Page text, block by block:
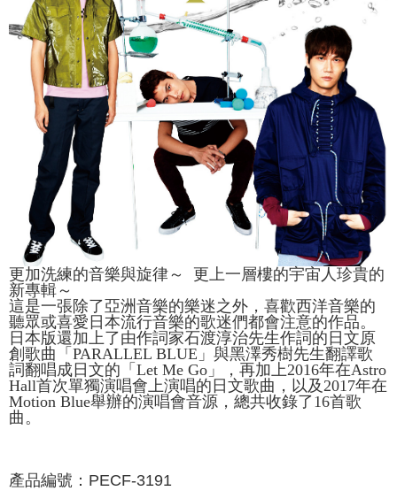
更加洗練的音樂與旋律～ 更上一層樓的宇宙人珍貴的
新專輯～
這是一張除了亞洲音樂的樂迷之外，喜歡西洋音樂的
聽眾或喜愛日本流行音樂的歌迷們都會注意的作品。
日本版還加上了由作詞家石渡淳治先生作詞的日文原
創歌曲「PARALLEL BLUE」與黑澤秀樹先生翻譯歌
詞翻唱成日文的「Let Me Go」，再加上2016年在Astro
Hall首次單獨演唱會上演唱的日文歌曲，以及2017年在
Motion Blue舉辦的演唱會音源，總共收錄了16首歌
曲。
產品編號： PECF-3191